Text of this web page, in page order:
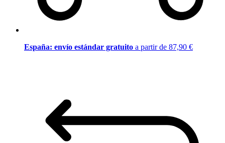
España: envío estándar gratuito a partir de 87,90 €